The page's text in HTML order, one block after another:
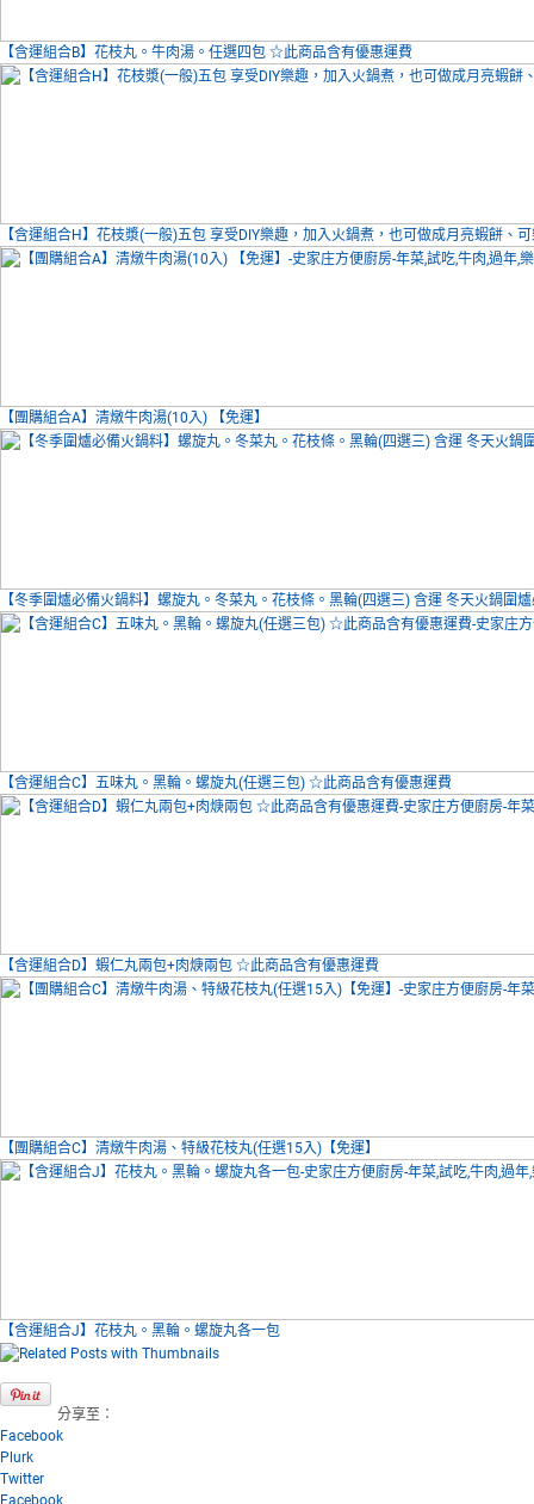
【含運組合B】花枝丸。牛肉湯。任選四包 ☆此商品含有優惠運費
【含運組合H】花枝漿(一般)五包 享受DIY樂趣，加入火鍋煮，也可做成月亮蝦餅、
【團購組合A】清燉牛肉湯(10入) 【免運】
【冬季圍爐必備火鍋料】螺旋丸。冬菜丸。花枝條。黑輪(四選三) 含運 冬天火鍋圍
【含運組合C】五味丸。黑輪。螺旋丸(任選三包) ☆此商品含有優惠運費
【含運組合D】蝦仁丸兩包+肉焿兩包 ☆此商品含有優惠運費
【團購組合C】清燉牛肉湯、特級花枝丸(任選15入)【免運】
【含運組合J】花枝丸。黑輪。螺旋丸各一包
分享至：
Facebook
Plurk
Twitter